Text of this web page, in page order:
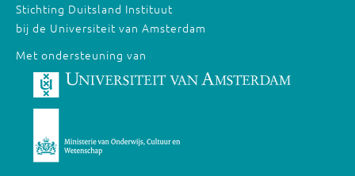
Stichting Duitsland Instituut
bij de Universiteit van Amsterdam
Met ondersteuning van